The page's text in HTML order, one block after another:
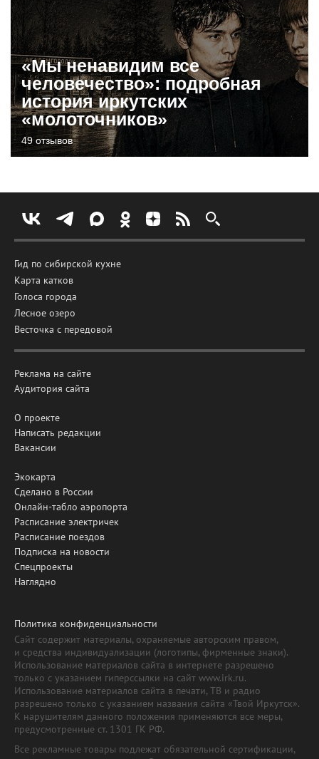
«Мы ненавидим все
человечество»: подробная
история иркутских
«молоточников»
49 отзывов
Гид по сибирской кухне
Карта катков
Голоса города
Лесное озеро
Весточка с передовой
Реклама на сайте
Аудитория сайта
О проекте
Написать редакции
Вакансии
Экокарта
Сделано в России
Онлайн-табло аэропорта
Расписание электричек
Расписание поездов
Подписка на новости
Спецпроекты
Наглядно
Политика конфиденциальности
Сайт содержит материалы, охраняемые авторским правом,
и средства индивидуализации (логотипы, фирменные знаки).
Использование материалов сайта в интернете разрешено
только с указанием гиперссылки на сайт www.irk.ru.
Использование материалов сайта в печати, ТВ и радио
разрешено только с указанием названия сайта «Твой Иркутск».
К нарушителям данного положения применяются все меры,
предусмотренные ст. 1301 ГК РФ.
Все рекламные товары подлежат обязательной сертификации,